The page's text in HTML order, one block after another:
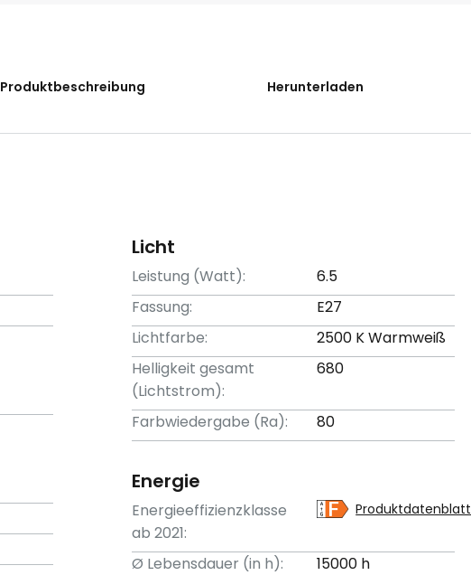
Produktbeschreibung Herunterladen
Licht
Leistung (Watt):
6.5
Fassung:
E27
Lichtfarbe:
2500 K Warmweiß
Helligkeit gesamt
(Lichtstrom):
680
Farbwiedergabe (Ra): 80
Energie
Energieeffizienzklasse
ab 2021:
Produktdatenblatt
Ø Lebensdauer (in h):
15000 h